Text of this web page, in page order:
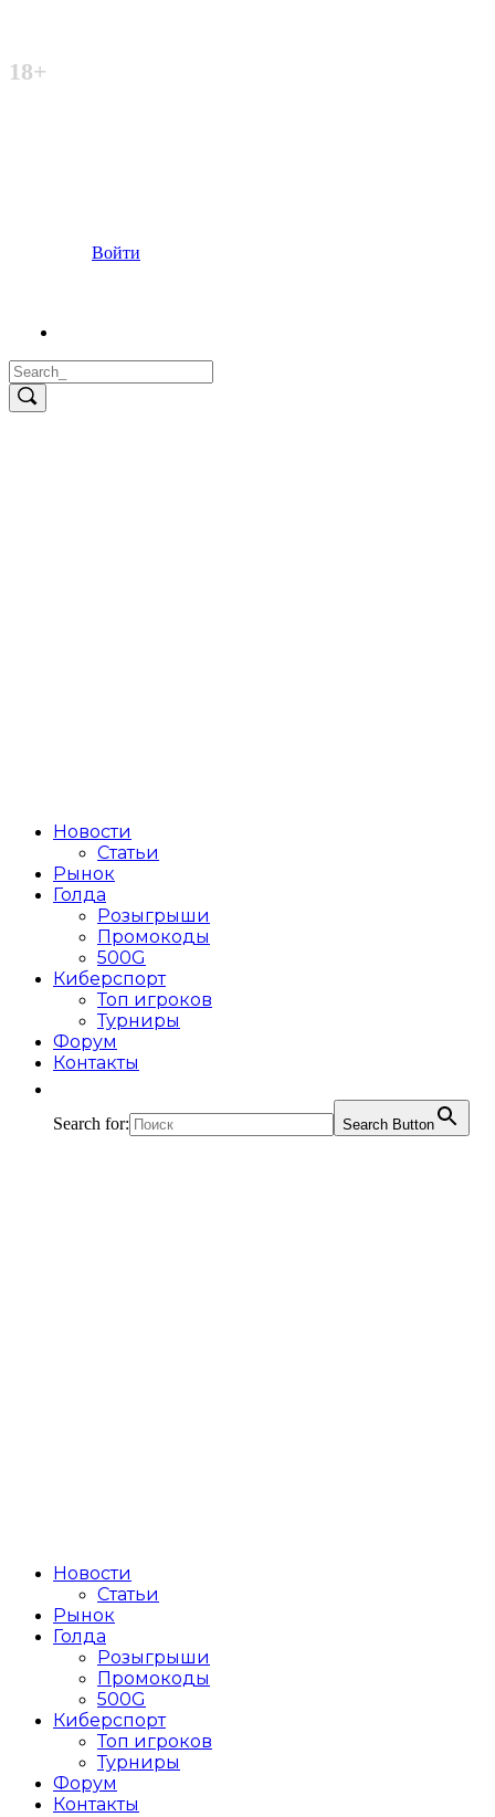
18+
Войти
Новости
Статьи
Рынок
Голда
Розыгрыши
Промокоды
500G
Киберспорт
Топ игроков
Турниры
Форум
Контакты
Search for: Search Button
Новости
Статьи
Рынок
Голда
Розыгрыши
Промокоды
500G
Киберспорт
Топ игроков
Турниры
Форум
Контакты